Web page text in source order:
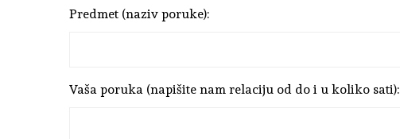
Predmet (naziv poruke):
Vaša poruka (napišite nam relaciju od do i u koliko sati):